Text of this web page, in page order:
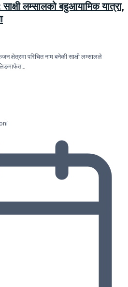
लम्सालको बहुआयामिक यात्रा,
क्षेत्रमा परिचित नाम बनेकी साक्षी लम्सालले